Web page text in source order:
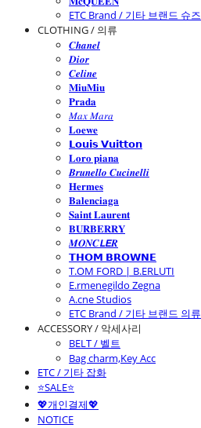
ETC Brand / 기타 브랜드 슈즈
CLOTHING / 의류
𝑪𝒉𝒂𝒏𝒆𝒍
𝑫𝒊𝒐𝒓
𝑪𝒆𝒍𝒊𝒏𝒆
𝐌𝐢𝐮𝐌𝐢𝐮
𝐏𝐫𝐚𝐝𝐚
𝑀𝑎𝑥 𝑀𝑎𝑟𝑎
𝐋𝐨𝐞𝐰𝐞
𝗟𝗼𝘂𝗶𝘀 𝗩𝘂𝗶𝘁𝘁𝗼𝗻
𝐋𝐨𝐫𝐨 𝐩𝐢𝐚𝐧𝐚
𝑩𝒓𝒖𝒏𝒆𝒍𝒍𝒐 𝑪𝒖𝒄𝒊𝒏𝒆𝒍𝒍𝒊
𝐇𝐞𝐫𝐦𝐞𝐬
𝐁𝐚𝐥𝐞𝐧𝐜𝐢𝐚𝐠𝐚
𝐒𝐚𝐢𝐧𝐭 𝐋𝐚𝐮𝐫𝐞𝐧𝐭
𝐁𝐔𝐑𝐁𝐄𝐑𝐑𝐘
𝑴𝑶𝑵𝑪𝙇𝙀𝑹
𝗧𝗛𝗢𝗠 𝗕𝗥𝗢𝗪𝗡𝗘
T.OM FORD | B.ERLUTI
E.rmenegildo Zegna
A.cne Studios
ETC Brand / 기타 브랜드 의류
ACCESSORY / 악세사리
BELT / 벨트
Bag charm,Key Acc
ETC / 기타 잡화
⭐SALE⭐
💖개인결제💖
NOTICE